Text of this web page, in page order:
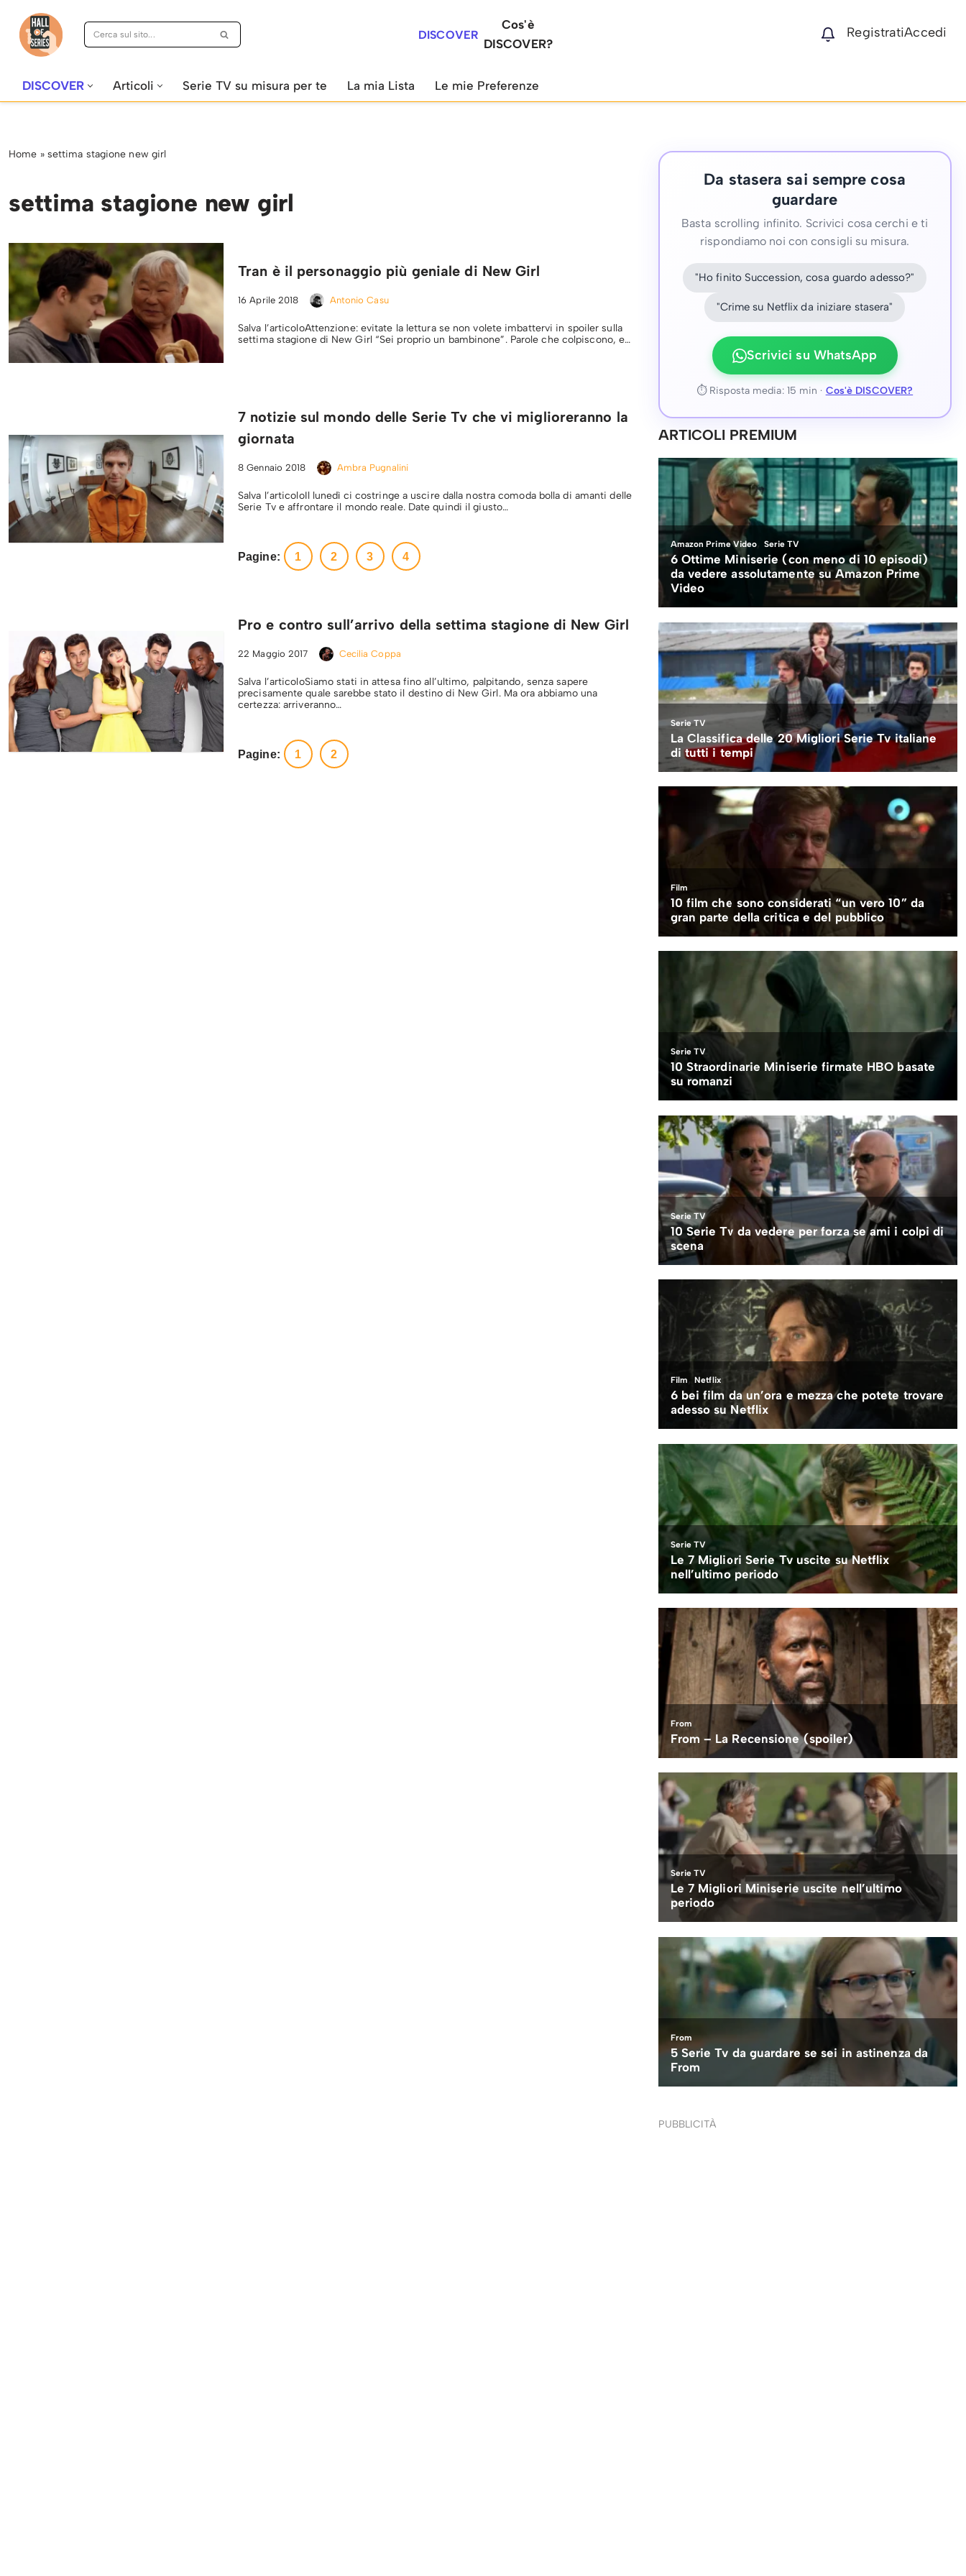
Vai
DISCOVER
Cos'è
DISCOVER?
RegistratiAccedi
DISCOVER Articoli Serie TV su misura per te La mia Lista Le mie Preferenze
Home » settima stagione new girl
settima stagione new girl
Tran è il personaggio più geniale di New Girl
16 Aprile 2018 Antonio Casu
Salva l’articoloAttenzione: evitate la lettura se non volete imbattervi in spoiler sulla
settima stagione di New Girl “Sei proprio un bambinone”. Parole che colpiscono, e…
7 notizie sul mondo delle Serie Tv che vi miglioreranno la
giornata
8 Gennaio 2018 Ambra Pugnalini
Salva l’articoloIl lunedì ci costringe a uscire dalla nostra comoda bolla di amanti delle
Serie Tv e affrontare il mondo reale. Date quindi il giusto…
Pagine: 1 2 3 4
Pro e contro sull’arrivo della settima stagione di New Girl
22 Maggio 2017 Cecilia Coppa
Salva l’articoloSiamo stati in attesa fino all’ultimo, palpitando, senza sapere
precisamente quale sarebbe stato il destino di New Girl. Ma ora abbiamo una
certezza: arriveranno…
Pagine: 1 2
Da stasera sai sempre cosa
guardare
Basta scrolling infinito. Scrivici cosa cerchi e ti
rispondiamo noi con consigli su misura.
"Ho finito Succession, cosa guardo adesso?"
"Crime su Netflix da iniziare stasera"
Scrivici su WhatsApp
⏱ Risposta media: 15 min · Cos'è DISCOVER?
ARTICOLI PREMIUM
PUBBLICITÀ